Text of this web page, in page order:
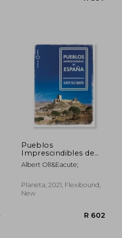
Pueblos
Imprescindibles de
España (in Spanish)
Albert Oll&Eacute;
Planeta, 2021, Flexibound,
New